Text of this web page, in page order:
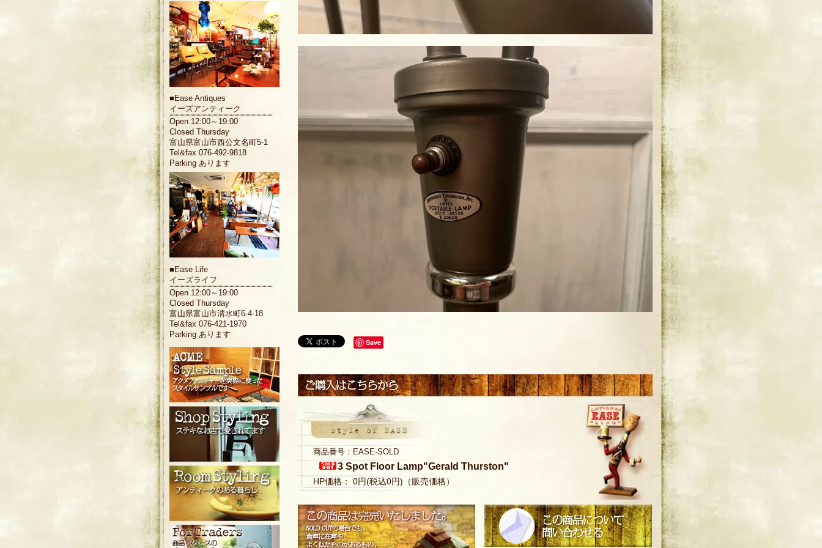
Save
商品番号：EASE-SOLD
3 Spot Floor Lamp"Gerald Thurston"
HP価格： 0円(税込0円)（販売価格）
■ Ease Antiques
イーズアンティーク
Open 12:00～19:00
Closed Thursday
富山県富山市西公文名町5-1
Tel&fax 076-492-9818
Parking あります
■ Ease Life
イーズライフ
Open 12:00～19:00
Closed Thursday
富山県富山市清水町6-4-18
Tel&fax 076-421-1970
Parking あります